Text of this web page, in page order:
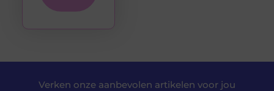
Verken onze aanbevolen artikelen voor jou